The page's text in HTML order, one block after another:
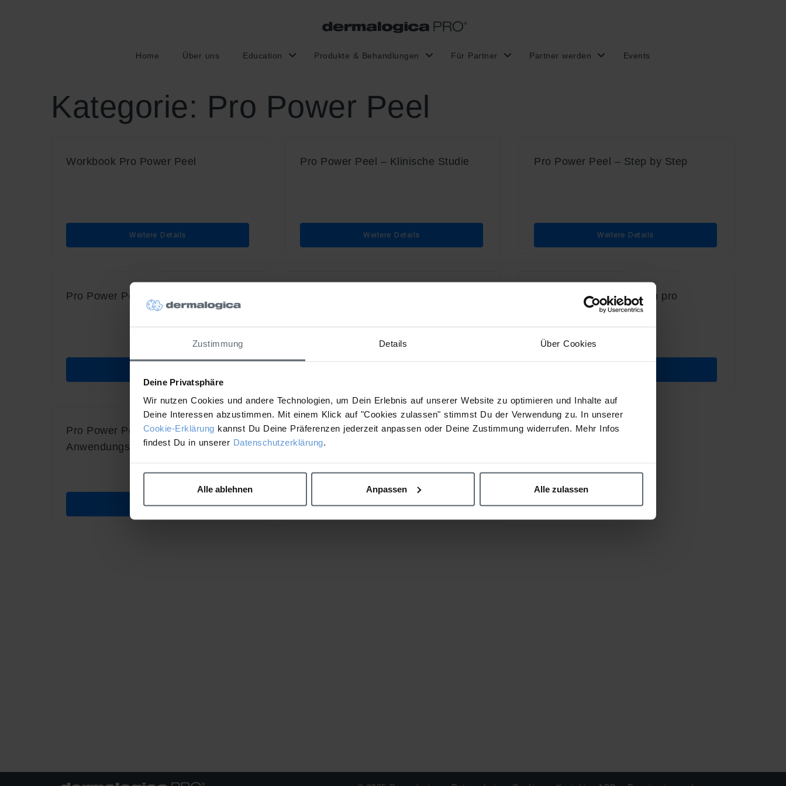
Zustimmung Details Über Cookies
Deine Privatsphäre
Wir nutzen Cookies und andere Technologien, um Dein Erlebnis auf unserer Website zu optimieren und Inhalte auf
Deine Interessen abzustimmen. Mit einem Klick auf "Cookies zulassen" stimmst Du der Verwendung zu. In unserer
Cookie-Erklärung kannst Du Deine Präferenzen jederzeit anpassen oder Deine Zustimmung widerrufen. Mehr Infos
findest Du in unserer Datenschutzerklärung.
Alle ablehnen Anpassen Alle zulassen
Home Über uns Education Produkte & Behandlungen Für Partner Partner werden Events
Kategorie: Pro Power Peel
Workbook Pro Power Peel
Weitere Details
Pro Power Peel – Klinische Studie
Weitere Details
Pro Power Peel – Step by Step
Weitere Details
Pro Power Peel – Pflegeempfehlung
Weitere Details
Pro Power Peel – Kosten pro
Pro Power Peel –
Anwendungsübersicht
Weitere Details
Pro Power Peel –
Broschüre/Trainingsmanual
Weitere Details